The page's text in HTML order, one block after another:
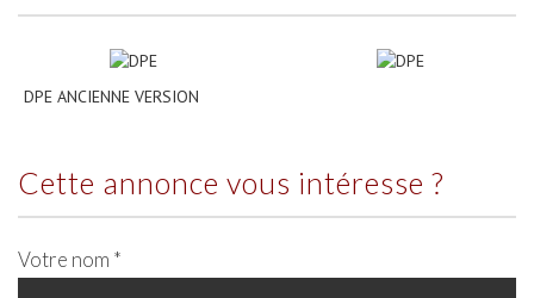
DPE ANCIENNE VERSION
cette annonce vous intéresse ?
Votre nom *